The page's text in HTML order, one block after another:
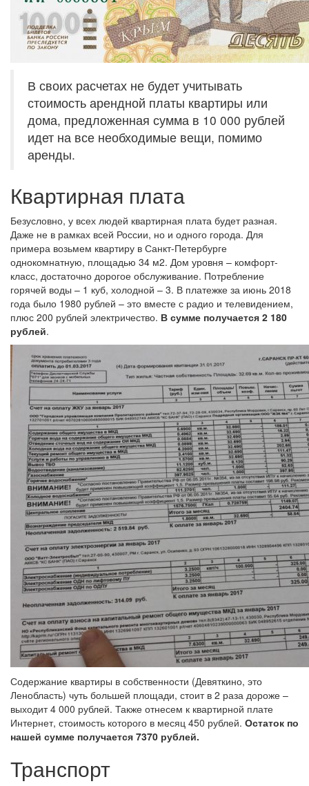
В своих расчетах не будет учитывать
стоимость арендной платы квартиры или
дома, предложенная сумма в 10 000 рублей
идет на все необходимые вещи, помимо
аренды.
Квартирная плата
Безусловно, у всех людей квартирная плата будет разная.
Даже не в рамках всей России, но и одного города. Для
примера возьмем квартиру в Санкт-Петербурге
однокомнатную, площадью 34 м2. Дом уровня – комфорт-
класс, достаточно дорогое обслуживание. Потребление
горячей воды – 1 куб, холодной – 3. В платежке за июнь 2018
года было 1980 рублей – это вместе с радио и телевидением,
плюс 200 рублей электричество. В сумме получается 2 180
рублей.
Содержание квартиры в собственности (Девяткино, это
Ленобласть) чуть большей площади, стоит в 2 раза дороже –
выходит 4 000 рублей. Также отнесем к квартирной плате
Интернет, стоимость которого в месяц 450 рублей. Остаток по
нашей сумме получается 7370 рублей.
Транспорт